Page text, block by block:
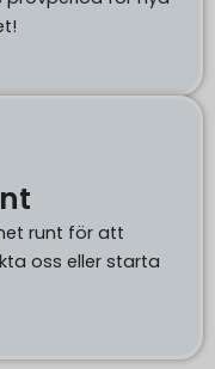
runt för att
oss eller starta